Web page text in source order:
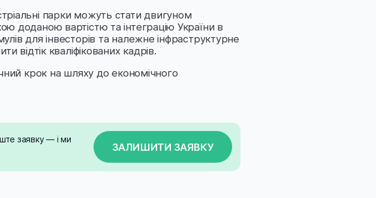
парки можуть стати двигуном
доданою вартістю та інтеграцію України в
для інвесторів та належне інфраструктурне
відтік кваліфікованих кадрів.
крок на шляху до економічного
заявку — і ми
ЗАЛИШИТИ ЗАЯВКУ